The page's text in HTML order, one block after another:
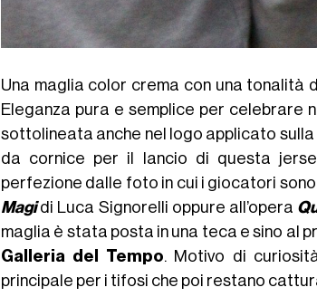
Una maglia color crema con una tonalità
Eleganza pura e semplice per celebrare
sottolineata anche nel logo applicato sulla
da cornice per il lancio di questa
perfezione dalle foto in cui i giocatori
Magidi Luca Signorelli oppure all’opera
maglia è stata posta in una teca e sino al
Galleria del Tempo. Motivo di
principale per i tifosi che poi restano